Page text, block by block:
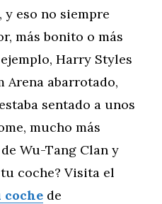
eso no siempre
más bonito o más
Harry Styles
Arena abarrotado,
sentado a unos
mucho más
Wu-Tang Clan y
coche? Visita el
coche de